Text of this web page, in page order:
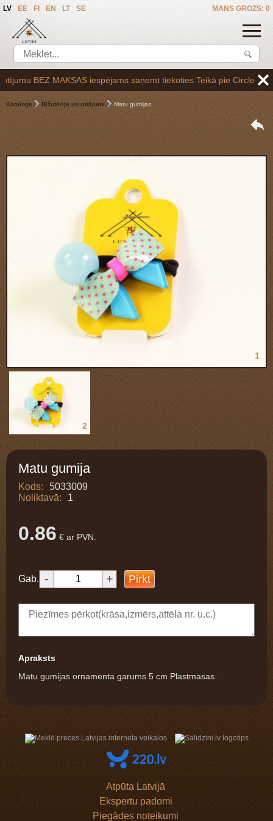
MANS GROZS: 0
LV EE FI EN LT SE
BEZ MAKSAS iespējams saņemt tiekoties Teikā pie Circle K
Katalogs Bižutērija un rotājumi Matu gumijas
1
2
Matu gumija
Kods:
5033009
Noliktavā:
1
0.86 € ar PVN.
Gab. - + Pirkt
Apraksts
Matu gumijas ornamenta garums 5 cm Plastmasas.
Atpūta Latvijā
Ekspertu padomi
Piegādes noteikumi